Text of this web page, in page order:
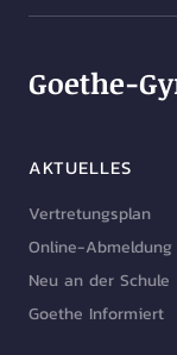
Goethe-
AKTUELLES
Vertretungsplan
Online-Abmeldung
Neu an der Schule
Goethe Informiert